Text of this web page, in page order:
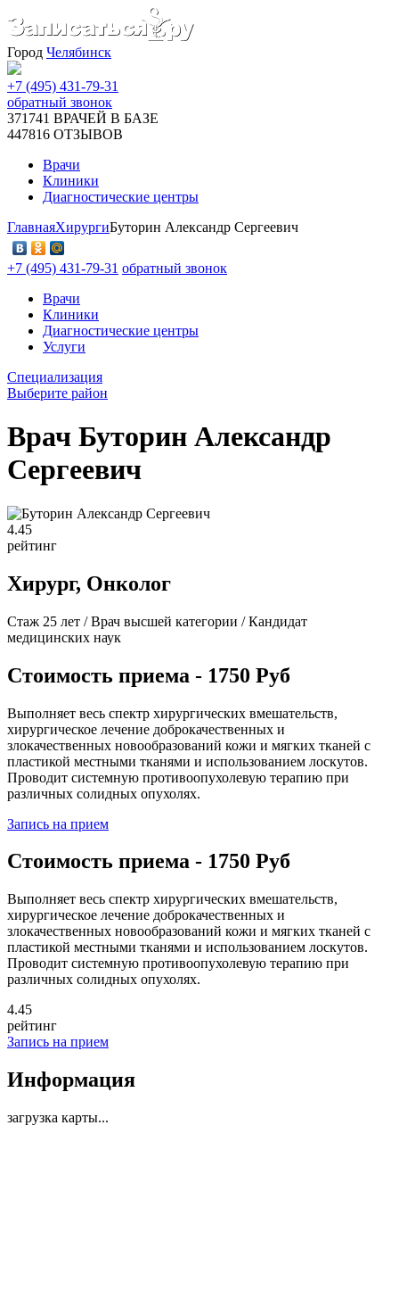
Город Челябинск
+7 (495) 431-79-31
обратный звонок
371741 ВРАЧЕЙ В БАЗЕ
447816 ОТЗЫВОВ
Врачи
Клиники
Диагностические центры
ГлавнаяХирургиБуторин Александр Сергеевич
+7 (495) 431-79-31 обратный звонок
Врачи
Клиники
Диагностические центры
Услуги
Специализация
Выберите район
Врач Буторин Александр
Сергеевич
4.45
рейтинг
Хирург, Онколог
Стаж 25 лет / Врач высшей категории / Кандидат
медицинских наук
Стоимость приема - 1750 Руб
Выполняет весь спектр хирургических вмешательств,
хирургическое лечение доброкачественных и
злокачественных новообразований кожи и мягких тканей с
пластикой местными тканями и использованием лоскутов.
Проводит системную противоопухолевую терапию при
различных солидных опухолях.
Запись на прием
Стоимость приема - 1750 Руб
Выполняет весь спектр хирургических вмешательств,
хирургическое лечение доброкачественных и
злокачественных новообразований кожи и мягких тканей с
пластикой местными тканями и использованием лоскутов.
Проводит системную противоопухолевую терапию при
различных солидных опухолях.
4.45
рейтинг
Запись на прием
Информация
загрузка карты...